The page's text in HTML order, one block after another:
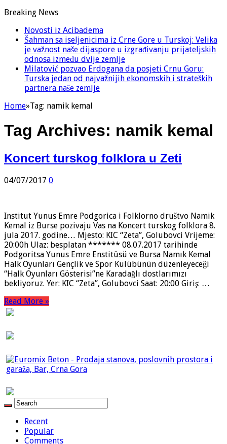
Breaking News
Novosti iz Acibadema
Šahman sa iseljenicima iz Crne Gore u Turskoj: Velika
je važnost naše dijaspore u izgrađivanju prijateljskih
odnosa između dvije zemlje
Milatović pozvao Erdogana da posjeti Crnu Goru:
Turska jedan od najvažnijih ekonomskih i strateških
partnera naše zemlje
Home»Tag: namik kemal
Tag Archives: namik kemal
Koncert turskog folklora u Zeti
04/07/2017 0
Institut Yunus Emre Podgorica i Folklorno društvo Namik
Kemal iz Burse pozivaju Vas na Koncert turskog folklora 8.
jula 2017. godine… Mjesto: KIC “Zeta”, Golubovci Vrijeme:
20:00h Ulaz: besplatan ******* 08.07.2017 tarihinde
Podgoritsa Yunus Emre Enstitüsü ve Bursa Namık Kemal
Halk Oyunları Gençlik ve Spor Kulübünün düzenleyeceği
“Halk Oyunları Gösterisi”ne Karadağlı dostlarımızı
bekliyoruz. Yer: KIC “Zeta”, Golubovci Saat: 20:00 Giriş: …
Read More »
Recent
Popular
Comments